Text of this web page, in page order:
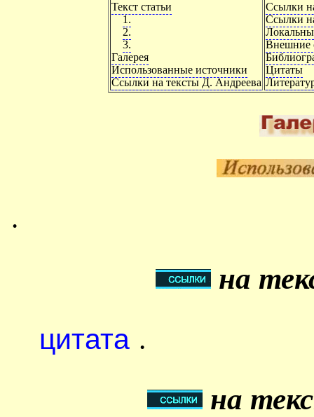
Текст статьи
1.
2.
3.
Галерея
Использованные источники
Ссылки на тексты Д. Андреева
Ссылки
Ссылки
Внешние
Цитаты
.
на
цитата .
на